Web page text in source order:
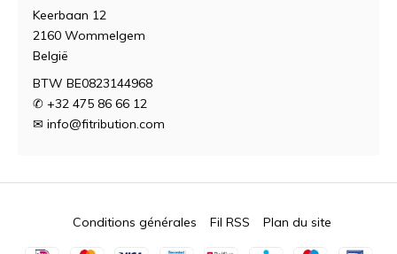
Keerbaan 12
2160 Wommelgem
België
BTW BE0823144968
✆ +32 475 86 66 12
✉ info@fitribution.com
Conditions générales Fil RSS Plan du site